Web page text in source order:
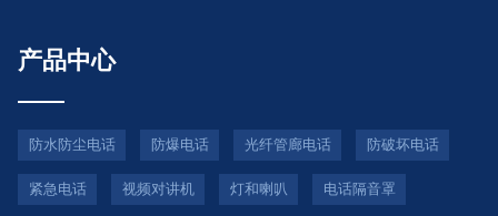
产品中心
防水防尘电话 防爆电话 光纤管廊电话 防破坏电话
紧急电话 视频对讲机 灯和喇叭 电话隔音罩